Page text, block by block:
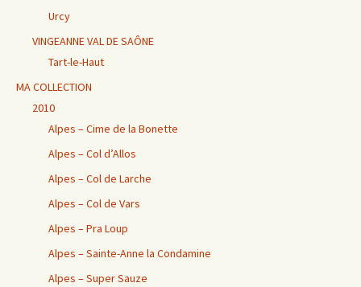
Urcy
VINGEANNE VAL DE SAÔNE
Tart-le-Haut
MA COLLECTION
2010
Alpes – Cime de la Bonette
Alpes – Col d’Allos
Alpes – Col de Larche
Alpes – Col de Vars
Alpes – Pra Loup
Alpes – Sainte-Anne la Condamine
Alpes – Super Sauze